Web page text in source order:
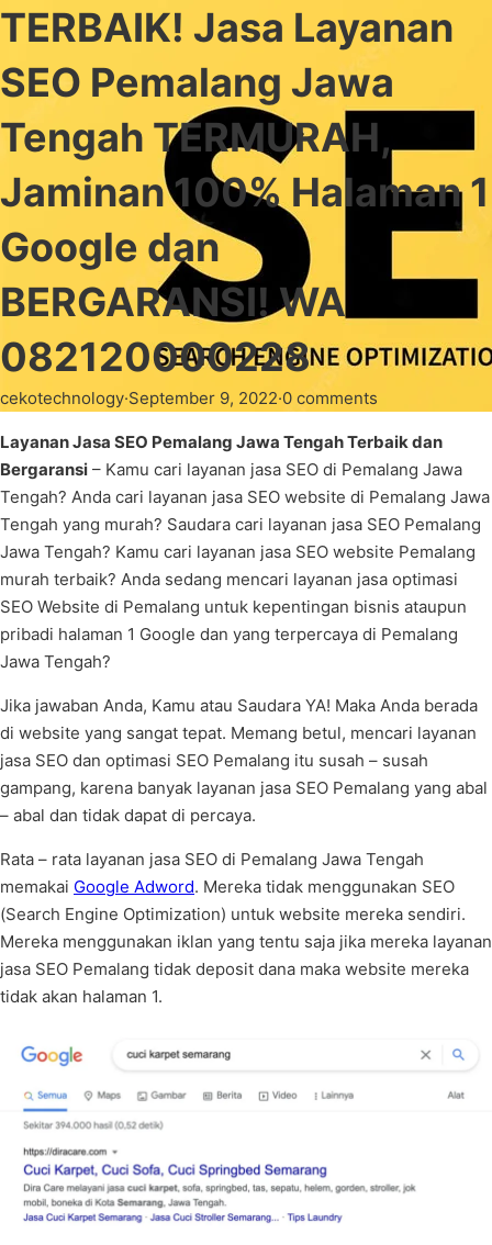
TERBAIK! Jasa Layanan
SEO Pemalang Jawa
Tengah TERMURAH,
Jaminan 100% Halaman 1
Google dan
BERGARANSI! WA
082120000228
cekotechnology·September 9, 2022·0 comments
Layanan Jasa SEO Pemalang Jawa Tengah Terbaik dan
Bergaransi – Kamu cari layanan jasa SEO di Pemalang Jawa
Tengah? Anda cari layanan jasa SEO website di Pemalang Jawa
Tengah yang murah? Saudara cari layanan jasa SEO Pemalang
Jawa Tengah? Kamu cari layanan jasa SEO website Pemalang
murah terbaik? Anda sedang mencari layanan jasa optimasi
SEO Website di Pemalang untuk kepentingan bisnis ataupun
pribadi halaman 1 Google dan yang terpercaya di Pemalang
Jawa Tengah?
Jika jawaban Anda, Kamu atau Saudara YA! Maka Anda berada
di website yang sangat tepat. Memang betul, mencari layanan
jasa SEO dan optimasi SEO Pemalang itu susah – susah
gampang, karena banyak layanan jasa SEO Pemalang yang abal
– abal dan tidak dapat di percaya.
Rata – rata layanan jasa SEO di Pemalang Jawa Tengah
memakai Google Adword. Mereka tidak menggunakan SEO
(Search Engine Optimization) untuk website mereka sendiri.
Mereka menggunakan iklan yang tentu saja jika mereka layanan
jasa SEO Pemalang tidak deposit dana maka website mereka
tidak akan halaman 1.